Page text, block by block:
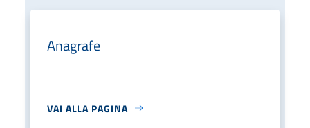
Anagrafe
VAI ALLA PAGINA